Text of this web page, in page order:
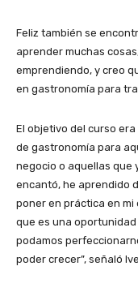
Feliz también se
aprender muchas
emprendiendo, y creo
en gastronomía para
El objetivo del curso
de gastronomía para
negocio o aquellas que
encantó, he aprendido
poner en práctica en mi
que es una
podamos
poder crecer”, señaló